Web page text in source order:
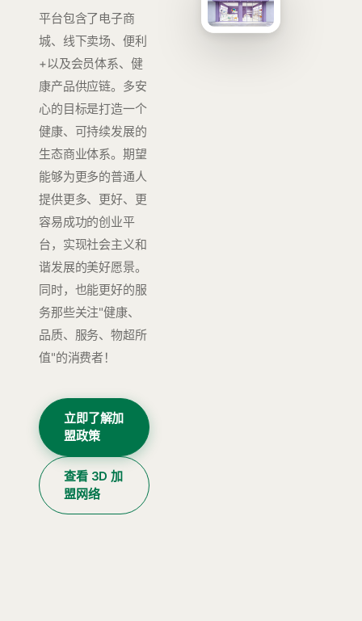
平台包含了电子商
城、线下卖场、便利
+以及会员体系、健
康产品供应链。多安
心的目标是打造一个
健康、可持续发展的
生态商业体系。期望
能够为更多的普通人
提供更多、更好、更
容易成功的创业平
台，实现社会主义和
谐发展的美好愿景。
同时，也能更好的服
务那些关注"健康、
品质、服务、物超所
值"的消费者！
立即了解加
盟政策
查看 3D 加
盟网络